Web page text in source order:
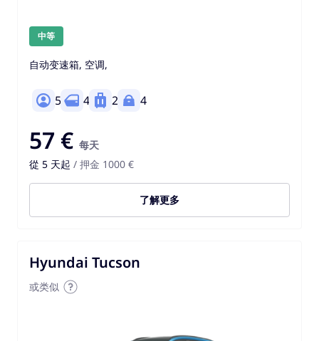
中等
自动变速箱, 空调,
5 4 2 4
57 € 每天
從 5 天起 / 押金 1000 €
了解更多
Hyundai Tucson
或类似